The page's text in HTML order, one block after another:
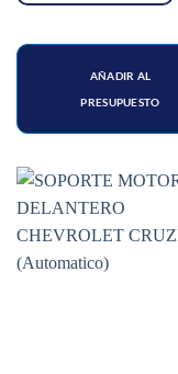
AÑADIR AL
PRESUPUESTO